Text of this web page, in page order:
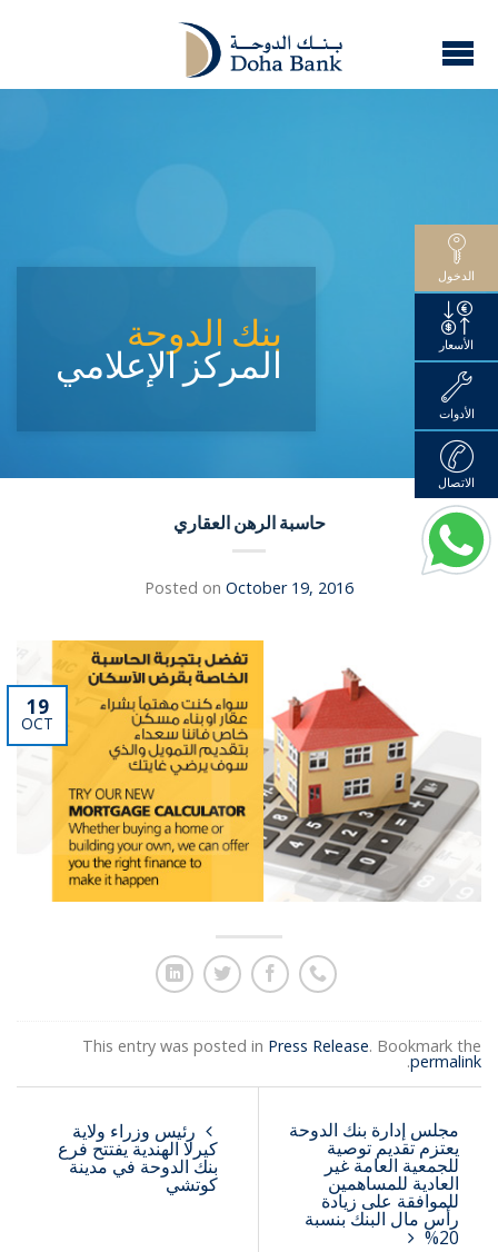
بنك الدوحة
المركز الإعلامي
حاسبة الرهن العقاري
Posted on October 19, 2016
19
OCT
This entry was posted in Press Release. Bookmark the
permalink
.
رئيس وزراء ولاية
كيرلا الهندية يفتتح فرع
بنك الدوحة في مدينة
كوتشي
مجلس إدارة بنك الدوحة
يعتزم تقديم توصية
للجمعية العامة غير
العادية للمساهمين
للموافقة على زيادة
رأس مال البنك بنسبة
20%
الدخول
الأسعار
الأدوات
الاتصال